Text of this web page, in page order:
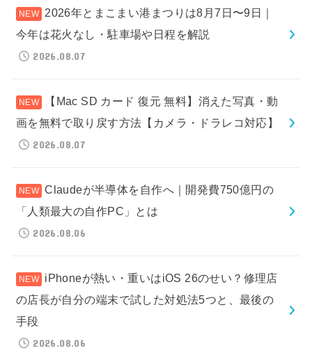
2026年とまこまい港まつりは8月7日〜9日｜
今年は花火なし・駐車場や日程を解説
2026.08.07
【Mac SD カード 復元 無料】消えた写真・動
画を無料で取り戻す方法【カメラ・ドラレコ対応】
2026.08.07
Claudeが半導体を自作へ｜開発費750億円の
「人類最大の自作PC」とは
2026.08.06
iPhoneが熱い・重いはiOS 26のせい？修理店
の店長が自分の端末で試した対処法5つと、最後の
手段
2026.08.06